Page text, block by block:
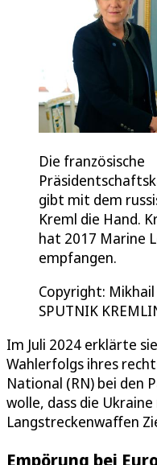
Die französische
gibt mit dem
Kreml die Hand.
hat 2017 Marine
empfangen.
Copyright:
SPUTNIK
Im Juli 2024 erklärte
Wahlerfolgs ihres
National (RN) bei den
wolle, dass die
Langstreckenwaffen
Empörung bei